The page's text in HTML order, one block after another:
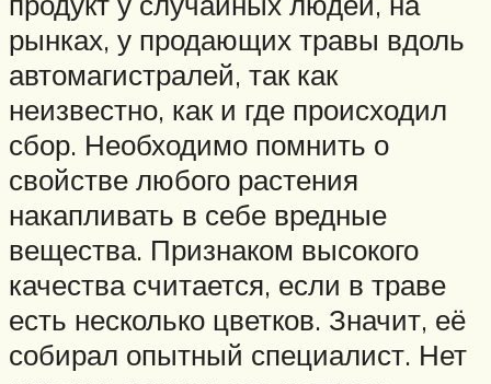
рынках, у продающих травы вдоль
автомагистралей, так как
неизвестно, как и где происходил
сбор. Необходимо помнить о
свойстве любого растения
накапливать в себе вредные
вещества. Признаком высокого
качества считается, если в траве
есть несколько цветков. Значит, её
собирал опытный специалист. Нет